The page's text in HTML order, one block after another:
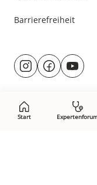
Start
Barrierefreiheit
Besuche
uns@rund.ums.baby